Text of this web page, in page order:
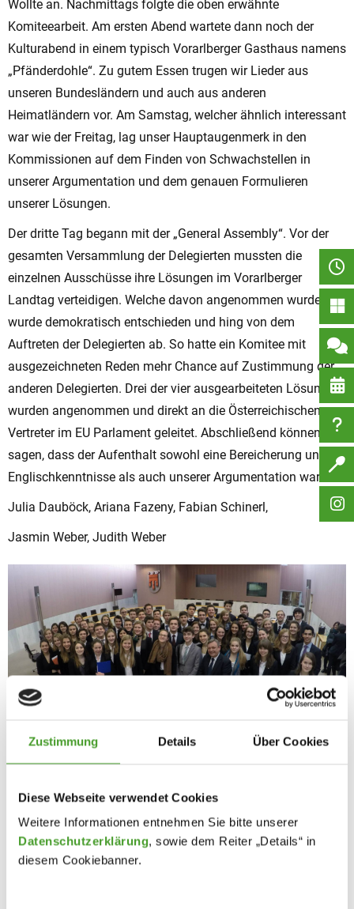
Zustimmung Details Über Cookies
Diese Webseite verwendet Cookies
Weitere Informationen entnehmen Sie bitte unserer
Datenschutzerklärung, sowie dem Reiter „Details“ in
diesem Cookiebanner.
Wollte an. Nachmittags folgte die oben erwähnte
Komiteearbeit. Am ersten Abend wartete dann noch der
Kulturabend in einem typisch Vorarlberger Gasthaus namens
„Pfänderdohle“. Zu gutem Essen trugen wir Lieder aus
unseren Bundesländern und auch aus anderen
Heimatländern vor. Am Samstag, welcher ähnlich interessant
war wie der Freitag, lag unser Hauptaugenmerk in den
Kommissionen auf dem Finden von Schwachstellen in
unserer Argumentation und dem genauen Formulieren
unserer Lösungen.
Der dritte Tag begann mit der „General Assembly“. Vor der
gesamten Versammlung der Delegierten mussten die
einzelnen Ausschüsse ihre Lösungen im Vorarlberger
Landtag verteidigen. Welche davon angenommen wurden,
wurde demokratisch entschieden und hing von dem
Auftreten der Delegierten ab. So hatte ein Komitee mit
ausgezeichneten Reden mehr Chance auf Zustimmung der
anderen Delegierten. Drei der vier ausgearbeiteten Lösungen
wurden angenommen und direkt an die Österreichischen
Vertreter im EU Parlament geleitet. Abschließend können wir
sagen, dass der Aufenthalt sowohl eine Bereicherung unserer
Englischkenntnisse als auch unserer Argumentation war.
Julia Dauböck, Ariana Fazeny, Fabian Schinerl,
Jasmin Weber, Judith Weber